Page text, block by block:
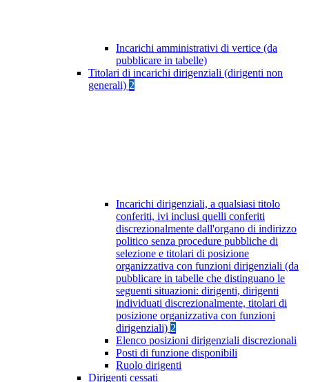
Incarichi amministrativi di vertice (da
pubblicare in tabelle)
Titolari di incarichi dirigenziali (dirigenti non
generali) 2
Incarichi dirigenziali, a qualsiasi titolo
conferiti, ivi inclusi quelli conferiti
discrezionalmente dall'organo di indirizzo
politico senza procedure pubbliche di
selezione e titolari di posizione
organizzativa con funzioni dirigenziali (da
pubblicare in tabelle che distinguano le
seguenti situazioni: dirigenti, dirigenti
individuati discrezionalmente, titolari di
posizione organizzativa con funzioni
dirigenziali) 2
Elenco posizioni dirigenziali discrezionali
Posti di funzione disponibili
Ruolo dirigenti
Dirigenti cessati